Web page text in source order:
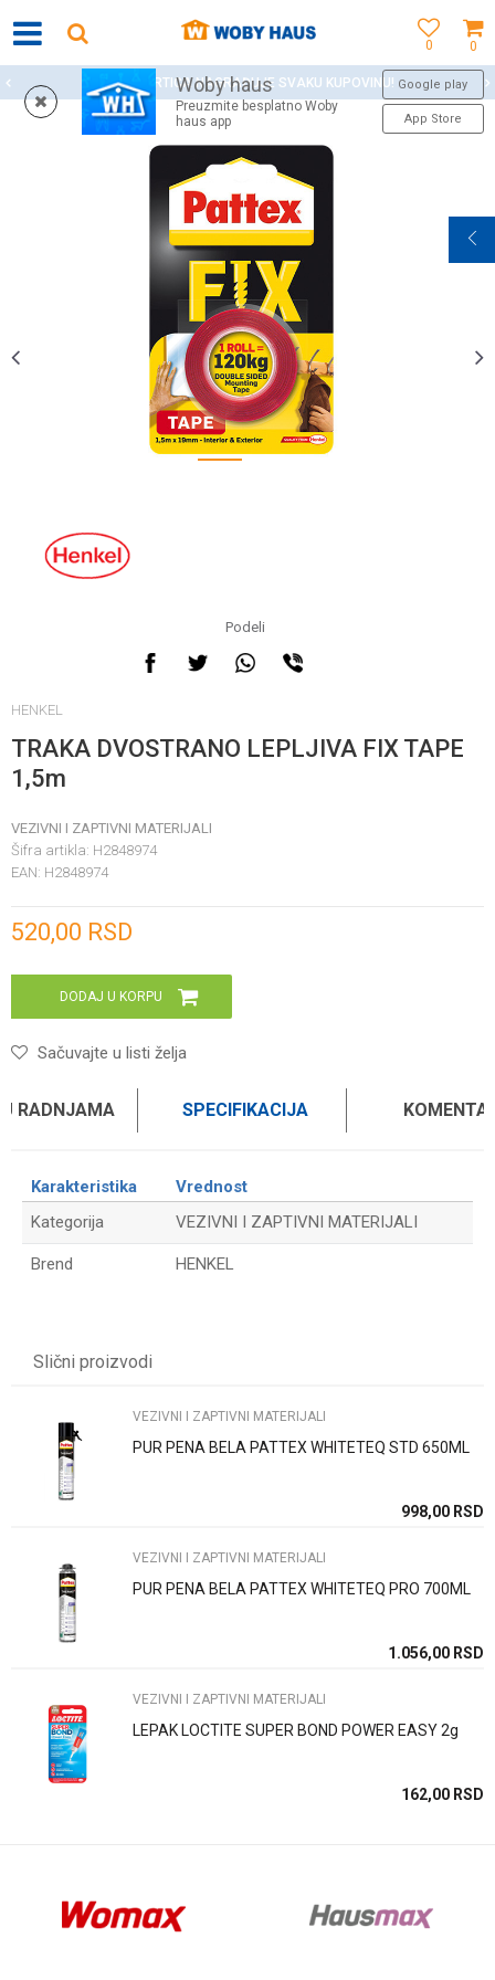
0
0
Woby haus
Preuzmite besplatno Woby
haus app
Google play
App Store
WOBY KARTICA NAGRAĐUJE SVAKU KUPOVINU!
1
Podeli
HENKEL
TRAKA DVOSTRANO LEPLJIVA FIX TAPE
1,5m
VEZIVNI I ZAPTIVNI MATERIJALI
Šifra artikla: H2848974
EAN: H2848974
520,00 RSD
DODAJ U KORPU
Sačuvajte u listi želja
RADNJAMA SPECIFIKACIJA
Karakteristika
Vrednost
Kategorija
VEZIVNI I ZAPTIVNI MATERIJALI
Brend HENKEL
Poruka
Anti-spam zaštita - izračunajte koliko je 6 - 1 :
POŠALJI
Slični proizvodi
VEZIVNI I ZAPTIVNI MATERIJALI
PUR PENA BELA PATTEX WHITETEQ STD 650ML
998,00 RSD
VEZIVNI I ZAPTIVNI MATERIJALI
PUR PENA BELA PATTEX WHITETEQ PRO 700ML
1.056,00 RSD
VEZIVNI I ZAPTIVNI MATERIJALI
LEPAK LOCTITE SUPER BOND POWER EASY 2g
162,00 RSD